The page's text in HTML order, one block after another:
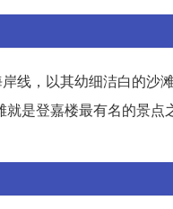
，以其幼细洁白的沙
是登嘉楼最有名的景点